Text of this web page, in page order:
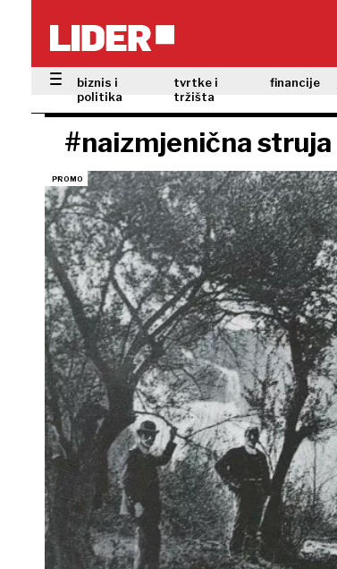
biznis i
politika
tvrtke i
tržišta
financije
#naizmjenična struja